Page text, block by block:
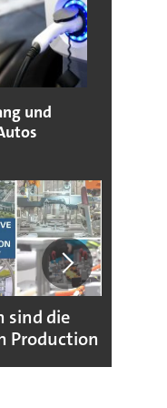
und
sind die
Production